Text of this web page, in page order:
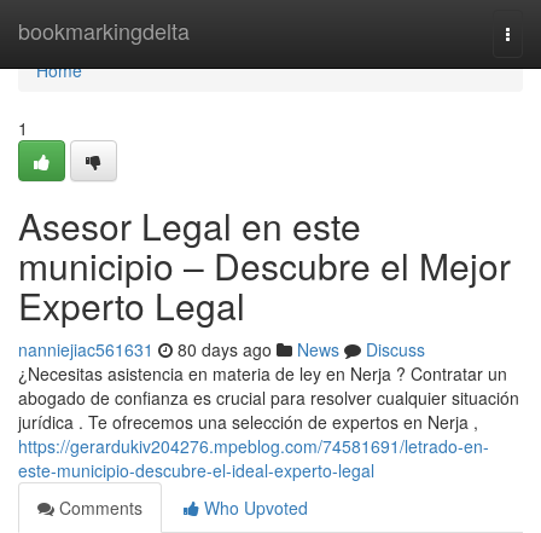
bookmarkingdelta
Home
Home
1
Asesor Legal en este
municipio – Descubre el Mejor
Experto Legal
nanniejiac561631 80 days ago News
Discuss
¿Necesitas asistencia en materia de ley en Nerja ? Contratar un
abogado de confianza es crucial para resolver cualquier situación
jurídica . Te ofrecemos una selección de expertos en Nerja ,
https://gerardukiv204276.mpeblog.com/74581691/letrado-en-
este-municipio-descubre-el-ideal-experto-legal
Comments
Who Upvoted